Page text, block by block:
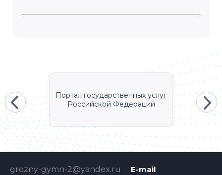
Портал государственных услуг
Российской Федерации
E-mail
grozny-gymn-2@yandex.ru